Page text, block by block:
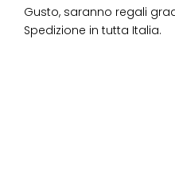
Gusto, saranno regali
Spedizione in tutta Italia.